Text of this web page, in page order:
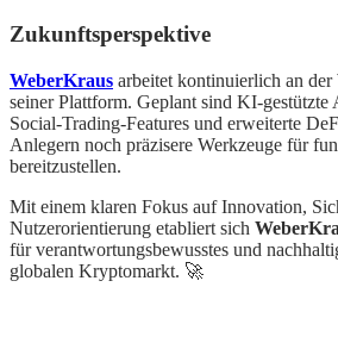
Zukunftsperspektive
WeberKraus arbeitet kontinuierlich an
seiner Plattform. Geplant sind KI-gestützte
Social-Trading-Features und erweiterte
Anlegern noch präzisere Werkzeuge für
bereitzustellen.
Mit einem klaren Fokus auf Innovation,
Nutzerorientierung etabliert sich
für verantwortungsbewusstes und
globalen Kryptomarkt. 🚀